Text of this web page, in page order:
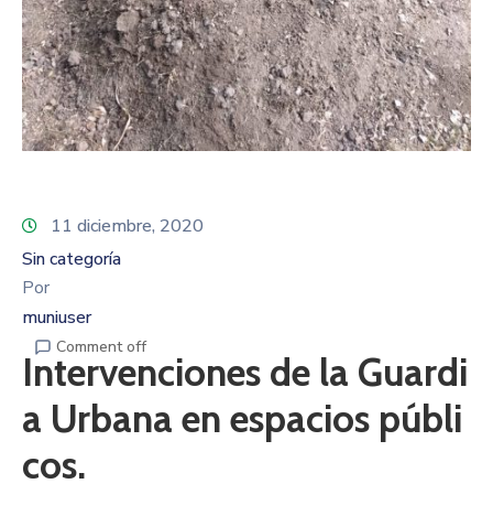
11 diciembre, 2020
Sin categoría
Por
muniuser
Comment off
Intervenciones de la Guardi
a Urbana en espacios públi
cos.